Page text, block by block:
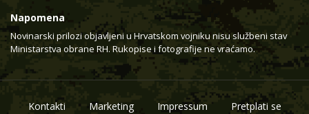
Napomena
Novinarski prilozi objavljeni u Hrvatskom vojniku nisu službeni stav
Ministarstva obrane RH. Rukopise i fotografije ne vraćamo.
Kontakti Marketing Impressum
Pretplati se